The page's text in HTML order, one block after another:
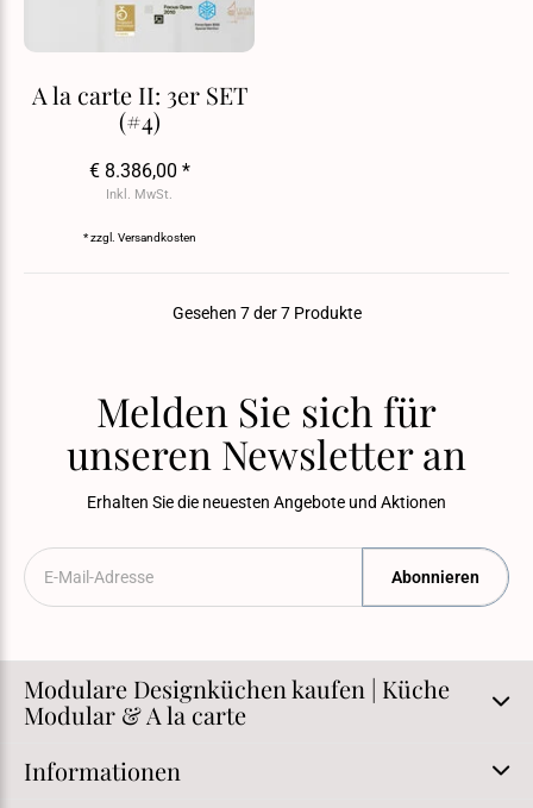
A la carte II: 3er SET
(#4)
€ 8.386,00 *
Inkl. MwSt.
* zzgl. Versandkosten
Gesehen 7 der 7 Produkte
Melden Sie sich für
unseren Newsletter an
Erhalten Sie die neuesten Angebote und Aktionen
Abonnieren
Modulare Designküchen kaufen | Küche
Modular & A la carte
Informationen